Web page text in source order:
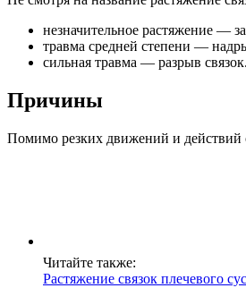
незначительное растяжение —
травма средней степени —
сильная травма — разрыв связок.
Причины
Помимо резких движений и действий
Читайте также:
Растяжение связок плечевого